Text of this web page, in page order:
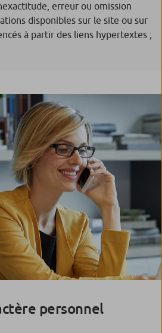
erreur ou omission
disponibles sur le site ou sur
à partir des liens hypertextes ;
personnel